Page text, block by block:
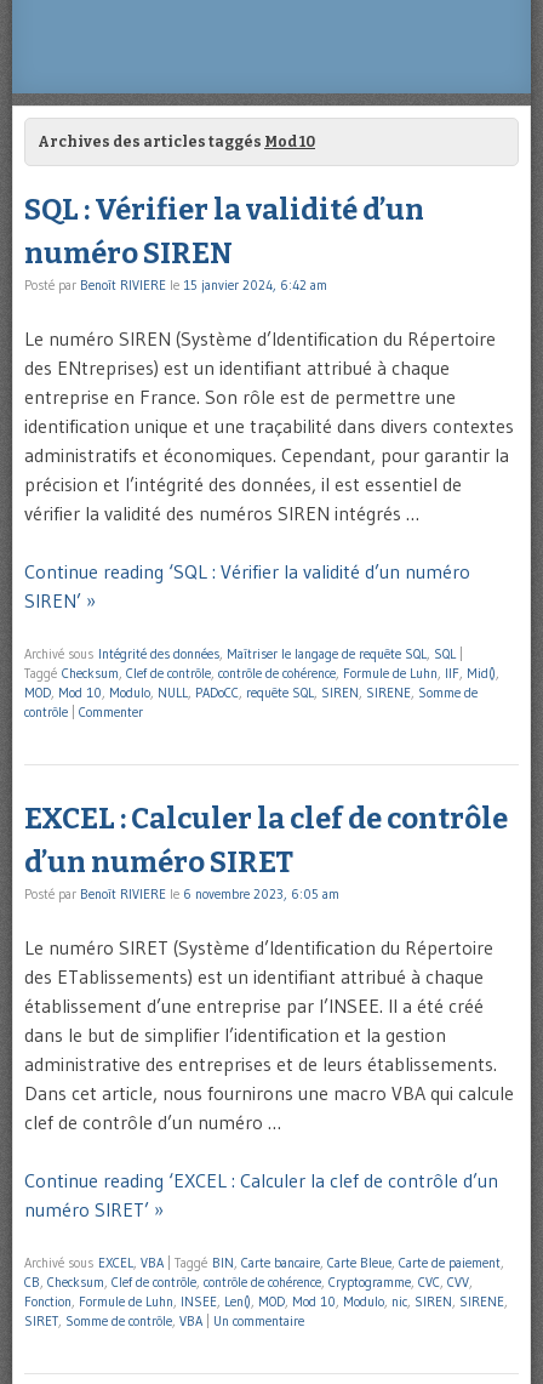
Archives des articles taggés Mod 10
SQL : Vérifier la validité d’un
numéro SIREN
Posté par Benoît RIVIERE le 15 janvier 2024, 6:42 am
Le numéro SIREN (Système d’Identification du Répertoire
des ENtreprises) est un identifiant attribué à chaque
entreprise en France. Son rôle est de permettre une
identification unique et une traçabilité dans divers contextes
administratifs et économiques. Cependant, pour garantir la
précision et l’intégrité des données, il est essentiel de
vérifier la validité des numéros SIREN intégrés …
Continue reading ‘SQL : Vérifier la validité d’un numéro
SIREN’ »
Archivé sous Intégrité des données, Maîtriser le langage de requête SQL, SQL
Taggé Checksum, Clef de contrôle, contrôle de cohérence, Formule de Luhn, IIF, Mid(),
MOD, Mod 10, Modulo, NULL, PADoCC, requête SQL, SIREN, SIRENE, Somme de
contrôle
Commenter
EXCEL : Calculer la clef de contrôle
d’un numéro SIRET
Posté par Benoît RIVIERE le 6 novembre 2023, 6:05 am
Le numéro SIRET (Système d’Identification du Répertoire
des ETablissements) est un identifiant attribué à chaque
établissement d’une entreprise par l’INSEE. Il a été créé
dans le but de simplifier l’identification et la gestion
administrative des entreprises et de leurs établissements.
Dans cet article, nous fournirons une macro VBA qui calcule
clef de contrôle d’un numéro …
Continue reading ‘EXCEL : Calculer la clef de contrôle d’un
numéro SIRET’ »
Archivé sous EXCEL, VBA Taggé BIN, Carte bancaire, Carte Bleue, Carte de paiement,
CB, Checksum, Clef de contrôle, contrôle de cohérence, Cryptogramme, CVC, CVV,
Fonction, Formule de Luhn, INSEE, Len(), MOD, Mod 10, Modulo, nic, SIREN, SIRENE,
SIRET, Somme de contrôle, VBA Un commentaire